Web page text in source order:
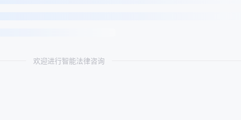
欢迎进行智能法律咨询